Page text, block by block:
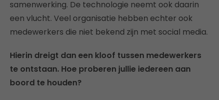
samenwerking. De technologie neemt ook daarin
een vlucht. Veel organisatie hebben echter ook
medewerkers die niet bekend zijn met social media.
Hierin dreigt dan een kloof tussen medewerkers
te ontstaan. Hoe proberen jullie iedereen aan
boord te houden?